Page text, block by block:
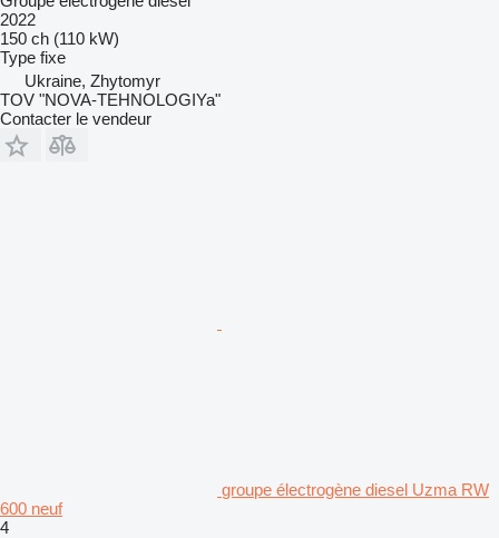
2022
150 ch (110 kW)
Type fixe
Ukraine, Zhytomyr
TOV "NOVA-TEHNOLOGIYa"
Contacter le vendeur
groupe électrogène diesel Uzma RW
600 neuf
4